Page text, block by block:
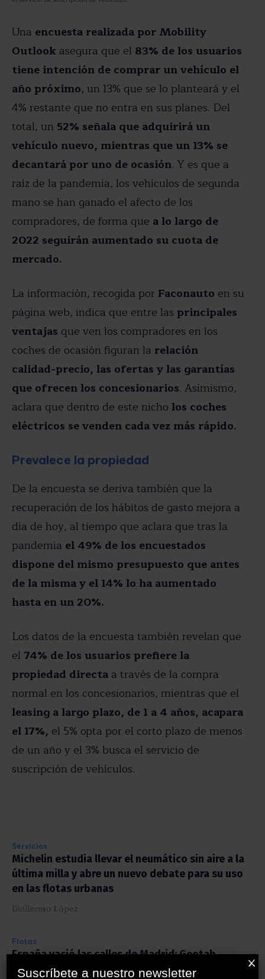
Una encuesta realizada por Mobility
Outlook asegura que el 83% de los usuarios
tiene intención de comprar un vehículo el
año próximo, un 13% que se lo planteará y el
4% restante que no entra en sus planes. Del
total, un 52% señala que adquirirá un
vehículo nuevo, mientras que un 13% se
decantará por uno de ocasión. Y es que a
raíz de la pandemia, los vehículos de segunda
mano se han ganado el afecto de los
compradores, de forma que a lo largo de
2022 seguirán aumentado su cuota de
mercado.
La información, recogida porFaconauto en su
página web, indica que entre las principales
ventajas que ven los compradores en los
coches de ocasión figuran la relación
calidad-precio, las ofertas y las garantías
que ofrecen los concesionarios. Asimismo,
aclara que dentro de este nicho los coches
eléctricos se venden cada vez más rápido.
Prevalece la propiedad
De la encuesta se deriva también que la
recuperación de los hábitos de gasto mejora a
día de hoy, al tiempo que aclara que tras la
pandemia el 49% de los encuestados
dispone del mismo presupuesto que antes
de la misma y el 14% lo ha aumentado
hasta en un 20%.
Los datos de la encuesta también revelan que
el 74% de los usuarios prefiere la
propiedad directa a través de la compra
normal en los concesionarios, mientras que el
leasing a largo plazo, de 1 a 4 años, acapara
el 17%, el 5% opta por el corto plazo de menos
de un año y el 3% busca el servicio de
suscripción de vehículos.
Servicios
Michelin estudia llevar el neumático sin aire a la
última milla y abre un nuevo debate para su uso
en las flotas urbanas
Guillermo López
Flotas
España vació las calles de Madrid: Geotab
detectó hasta un 35% menos de tráfico
Suscríbete a nuestro newsletter
X